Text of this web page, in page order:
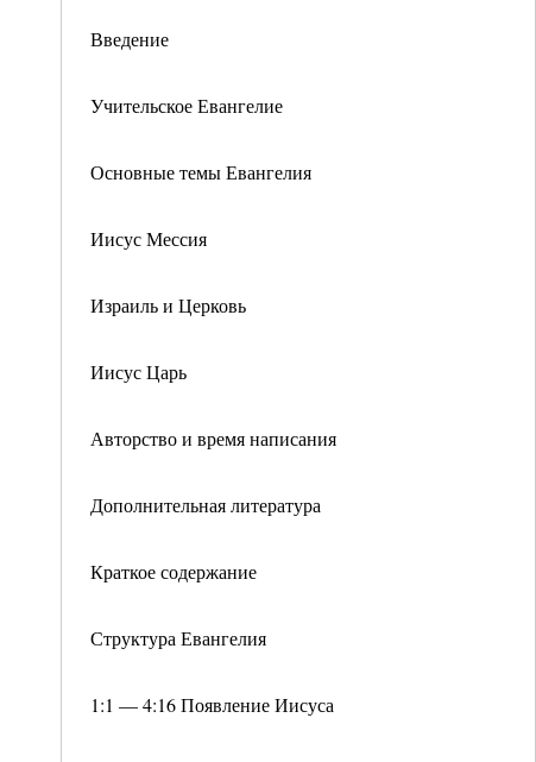
Введение
Учительское Евангелие
Основные темы Евангелия
Иисус Мессия
Израиль и Церковь
Иисус Царь
Авторство и время написания
Дополнительная литература
Краткое содержание
Структура Евангелия
1:1 — 4:16 Появление Иисуса